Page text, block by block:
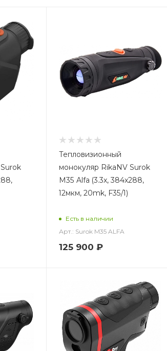
Тепловизионный
монокуляр RikaNV Surok
M35 Alfa (3.3x, 384x288,
12мкм, 20mk, F35/1)
Есть в наличии
Арт.: Surok M35 ALFA
125 900 ₽